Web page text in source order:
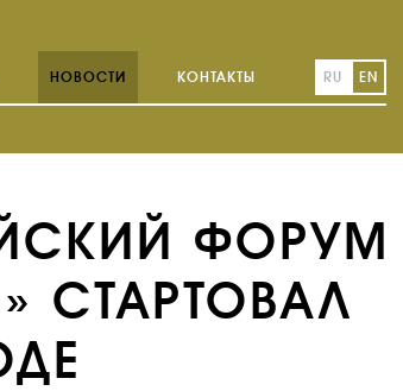
НОВОСТИ КОНТАКТЫ RU EN
ФОРУМ
СТАРТОВАЛ